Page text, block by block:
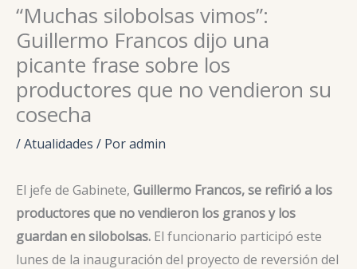
“Muchas silobolsas vimos”:
Guillermo Francos dijo una
picante frase sobre los
productores que no vendieron su
cosecha
/Atualidades / Poradmin
El jefe de Gabinete, Guillermo Francos, se refirió a los
productores que no vendieron los granos y los
guardan en silobolsas. El funcionario participó este
lunes de la inauguración del proyecto de reversión del